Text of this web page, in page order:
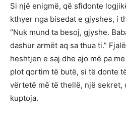
Si një enigmë, që sfidonte
kthyer nga bisedat e gjyshes, i
“Nuk mund ta besoj, gjyshe.
dashur armët aq sa thua ti.”
heshtjen e saj dhe ajo më pa
plot qortim të butë, si të donte
vërtetë më të thellë, një sekret,
kuptoja.